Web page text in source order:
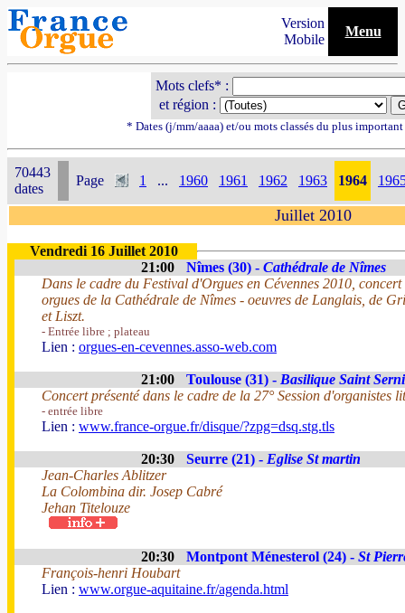
Version
Mobile
Menu
Mots clefs* :
et région :
* Dates (j/mm/aaaa) et/ou mots classés du plus
70443
dates
Page 1 ... 1960 1961 1962 1963 1964
Juillet 2010
Vendredi 16 Juillet 2010
21:00
Nîmes (30) - Cathédrale de Nîmes
Dans le cadre du Festival d'Orgues en Cévennes 2010,
orgues de la Cathédrale de Nîmes - oeuvres de Langlais, de
et Liszt.
- Entrée libre ; plateau
Lien : orgues-en-cevennes.asso-web.com
21:00 Toulouse (31) - Basilique Saint
Concert présenté dans le cadre de la 27° Session d'organistes
- entrée libre
Lien : www.france-orgue.fr/disque/?zpg=dsq.stg.tls
20:30 Seurre (21) - Eglise St martin
Jean-Charles Ablitzer
La Colombina dir. Josep Cabré
Jehan Titelouze
20:30 Montpont Ménesterol (24) - St
François-henri Houbart
Lien : www.orgue-aquitaine.fr/agenda.html